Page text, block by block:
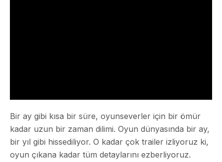
Bir ay gibi kısa bir süre, oyunseverler için bir ömür
kadar uzun bir zaman dilimi. Oyun dünyasında bir ay,
bir yıl gibi hissediliyor. O kadar çok trailer izliyoruz ki,
oyun çıkana kadar tüm detaylarını ezberliyoruz.